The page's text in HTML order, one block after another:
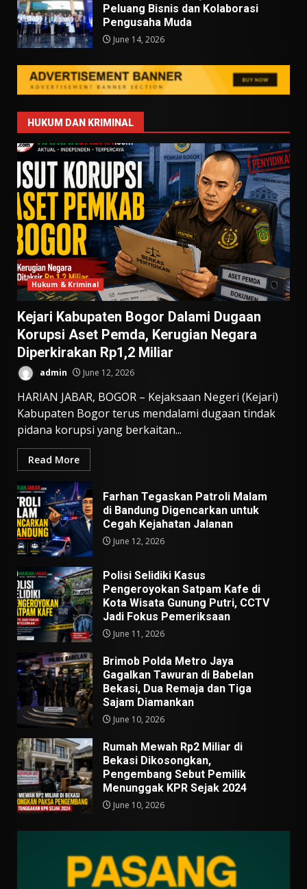
Peluang Bisnis dan Kolaborasi
Pengusaha Muda
June 14, 2026
HUKUM DAN KRIMINAL
Hukum & Kriminal
Kejari Kabupaten Bogor Dalami Dugaan
Korupsi Aset Pemda, Kerugian Negara
Diperkirakan Rp1,2 Miliar
admin June 12, 2026
HARIAN JABAR, BOGOR – Kejaksaan Negeri (Kejari)
Kabupaten Bogor terus mendalami dugaan tindak
pidana korupsi yang berkaitan...
Read More
Farhan Tegaskan Patroli Malam
di Bandung Digencarkan untuk
Cegah Kejahatan Jalanan
June 12, 2026
Polisi Selidiki Kasus
Pengeroyokan Satpam Kafe di
Kota Wisata Gunung Putri, CCTV
Jadi Fokus Pemeriksaan
June 11, 2026
Brimob Polda Metro Jaya
Gagalkan Tawuran di Babelan
Bekasi, Dua Remaja dan Tiga
Sajam Diamankan
June 10, 2026
Rumah Mewah Rp2 Miliar di
Bekasi Dikosongkan,
Pengembang Sebut Pemilik
Menunggak KPR Sejak 2024
June 10, 2026